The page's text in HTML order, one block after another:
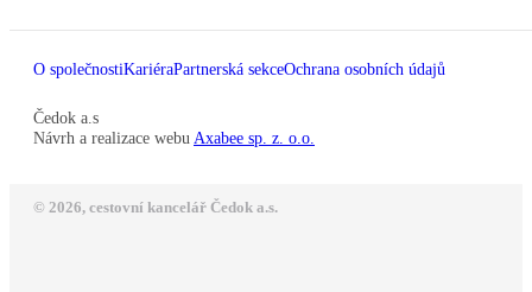
O společnostiKariéraPartnerská sekceOchrana osobních údajů
Čedok a.s
Návrh a realizace webu Axabee sp. z. o.o.
© 2026, cestovní kancelář Čedok a.s.